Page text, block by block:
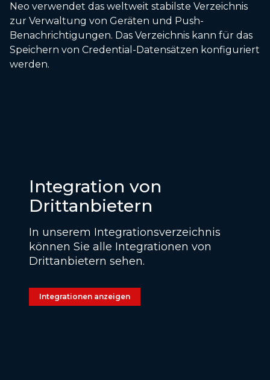
Neo verwendet das weltweit stabilste Verzeichnis
zur Verwaltung von Geräten und Push-
Benachrichtigungen. Das Verzeichnis kann für das
Speichern von Credential-Datensätzen konfiguriert
werden.
Integration von
Drittanbietern
In unserem Integrationsverzeichnis
können Sie alle Integrationen von
Drittanbietern sehen.
Integrationen anzeigen